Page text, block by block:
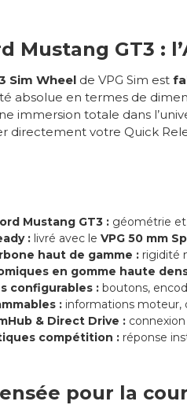
Mustang GT3 :
Sim Wheel de VPG Sim est
absolue en termes de
immersion totale dans
votre Quick
Mustang GT3 : géométrie
: livré avec le VPG 50 mm
haut de gamme : rigidité
en gomme haute
configurables : boutons,
: informations moteur,
& Direct Drive :
compétition : réponse
pour la